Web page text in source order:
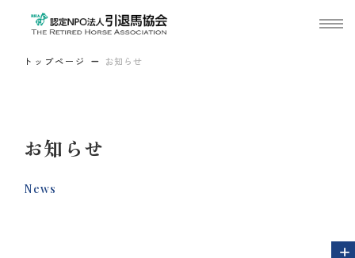
トップページ お知らせ
お知らせ
News